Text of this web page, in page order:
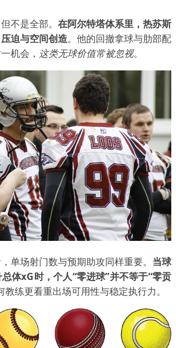
不是全部。 在阿尔特塔体系里，热苏斯
迫与空间创造。他的回撤拿球与肋部配
机会， 这类无球价值常被忽视。
单场射门数与预期助攻同样重要。 当球
体xG时，个人“零进球”并不等于“零贡
练更看重出场可用性与稳定执行力。